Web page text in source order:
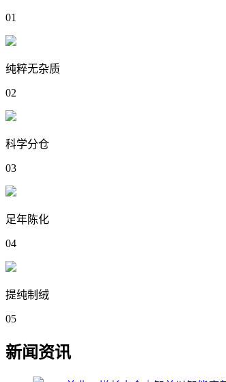
01
纯粹无杂质
02
科学分仓
03
足年陈化
04
提纯制绒
05
新闻资讯